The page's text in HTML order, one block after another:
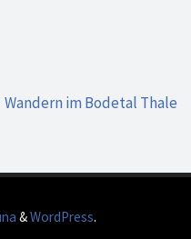
Wandern im Bodetal Thale
&WordPress.